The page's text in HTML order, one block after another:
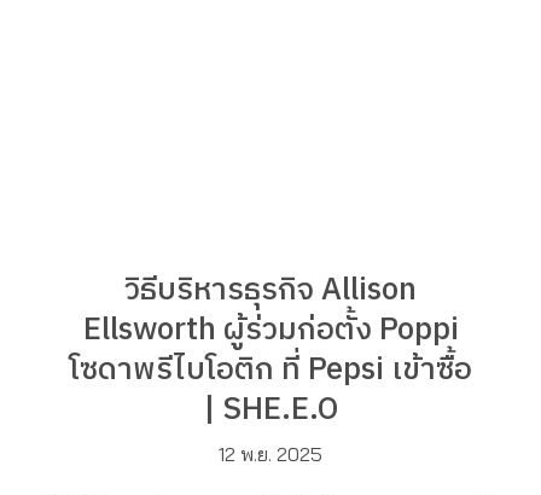
วิธีบริหารธุรกิจ Allison
Ellsworth ผู้ร่วมก่อตั้ง Poppi
โซดาพรีไบโอติก ที่ Pepsi เข้าซื้อ
| SHE.E.O
12 พ.ย. 2025